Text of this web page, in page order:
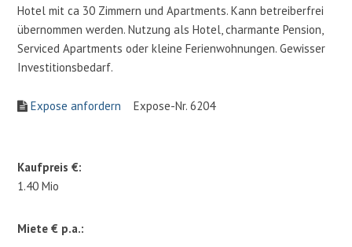
Hotel mit ca 30 Zimmern und Apartments. Kann betreiberfrei
übernommen werden. Nutzung als Hotel, charmante Pension,
Serviced Apartments oder kleine Ferienwohnungen. Gewisser
Investitionsbedarf.
Expose anfordern Expose-Nr. 6204
Kaufpreis €:
1.40 Mio
Miete € p.a.: